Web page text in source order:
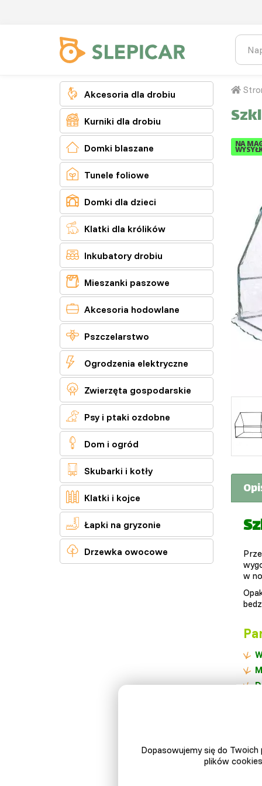
 Akcesoria dla drobiu
 Kurniki dla drobiu
 Domki blaszane
 Tunele foliowe
 Domki dla dzieci
 Klatki dla królików
 Inkubatory drobiu
 Mieszanki paszowe
 Akcesoria hodowlane
 Pszczelarstwo
 Ogrodzenia elektryczne
 Zwierzęta gospodarskie
 Psy i ptaki ozdobne
 Dom i ogród
 Skubarki i kotły
 Klatki i kojce
 Łapki na gryzonie
 Drzewka owocowe
NA
w
Dopasowujemy się do
plików